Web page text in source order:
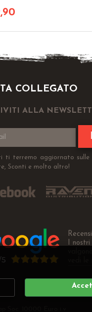
COLLEGATO
ALLA
ti terremo aggiornato sulle
Sconti e molto altro!
I